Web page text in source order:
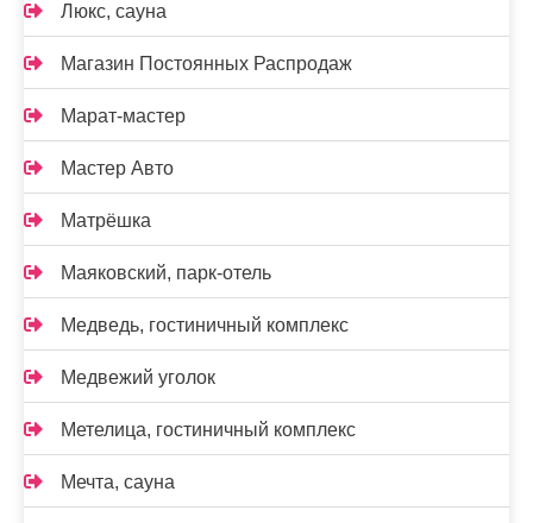
Люкс, сауна
Магазин Постоянных Распродаж
Марат-мастер
Мастер Авто
Матрёшка
Маяковский, парк-отель
Медведь, гостиничный комплекс
Медвежий уголок
Метелица, гостиничный комплекс
Мечта, сауна